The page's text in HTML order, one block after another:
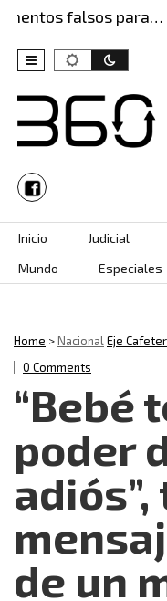
falsos para…
Skip to content
Inicio Judicial
Mundo
Especiales
Home >NacionalEje
0 Comments
“Bebé
poder
de un